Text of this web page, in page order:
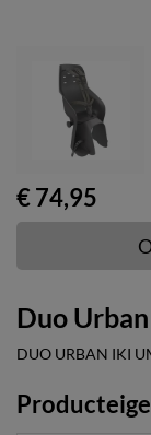
€ 74,95
Duo
DUO URBAN IKI